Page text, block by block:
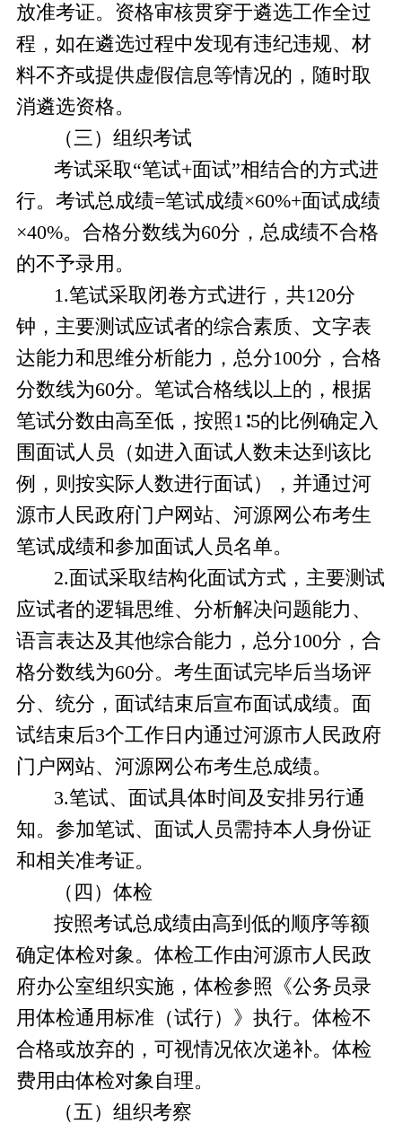
放准考证。资格审核贯穿于遴选工作全过
程，如在遴选过程中发现有违纪违规、材
料不齐或提供虚假信息等情况的，随时取
消遴选资格。
（三）组织考试
考试采取“笔试+面试”相结合的方式进
行。考试总成绩=笔试成绩×60%+面试成绩
×40%。合格分数线为60分，总成绩不合格
的不予录用。
1.笔试采取闭卷方式进行，共120分
钟，主要测试应试者的综合素质、文字表
达能力和思维分析能力，总分100分，合格
分数线为60分。笔试合格线以上的，根据
笔试分数由高至低，按照1∶5的比例确定入
围面试人员 （如进入面试人数未达到该比
例，则按实际人数进行面试）， 并通过河
源市人民政府门户网站、 河源网公布考生
笔试成绩和参加面试人员名单。
2.面试采取结构化面试方式，主要测试
应试者的逻辑思维、分析解决问题能力、
语言表达及其他综合能力，总分100分，合
格分数线为60分。考生面试完毕后当场评
分、统分，面试结束后宣布面试成绩。面
试结束后3个工作日内通过河源市人民政府
门户网站、河源网公布考生总成绩。
3.笔试、面试具体时间及安排另行通
知。参加笔试、面试人员需持本人身份证
和相关准考证。
（四）体检
按照考试总成绩由高到低的顺序等额
确定体检对象。体检工作由河源市人民政
府办公室组织实施，体检参照《公务员录
用体检通用标准（试行）》执行。体检不
合格或放弃的，可视情况依次递补。体检
费用由体检对象自理。
（五）组织考察